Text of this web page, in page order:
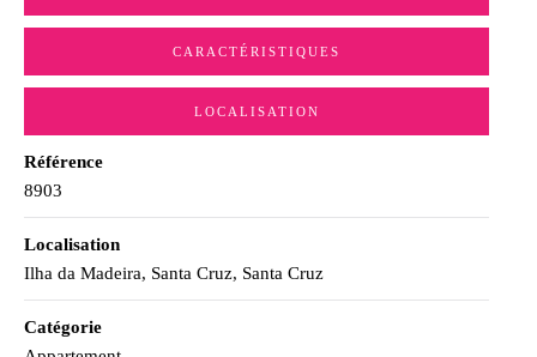
CARACTÉRISTIQUES
LOCALISATION
Référence
8903
Localisation
Ilha da Madeira, Santa Cruz, Santa Cruz
Catégorie